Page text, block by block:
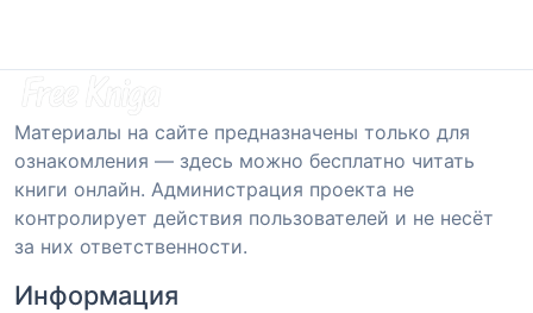
Материалы на сайте предназначены только для
ознакомления — здесь можно бесплатно читать
книги онлайн. Администрация проекта не
контролирует действия пользователей и не несёт
за них ответственности.
Информация